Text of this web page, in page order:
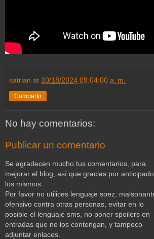
satrian at 10/18/2024 09:04:00 a. m.
Compartir
No hay comentarios:
Publicar un comentario
Se agradecen mucho tus comentarios, para
mejorar el blog, así que gracias por
los mismos.
Por favor no utilices lenguaje soez,
ofensivo contra otras personas, evitar en lo
posible el lenguaje sms, no poner spoilers en
entradas que no los contengan, y tampoco
adjuntar enlaces.